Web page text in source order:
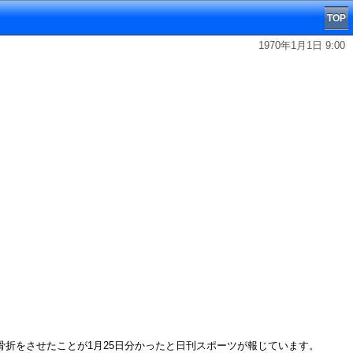
TOP
1970年1月1日 9:00
をさせたことが1月25日分かったと日刊スポーツが報じています。